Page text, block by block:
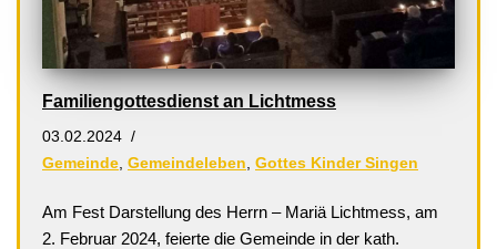
Familiengottesdienst an Lichtmess
03.02.2024
Gemeinde, Gemeindeleben, Gottes Kinder Singen
Am Fest Darstellung des Herrn – Mariä Lichtmess, am
2. Februar 2024, feierte die Gemeinde in der kath.